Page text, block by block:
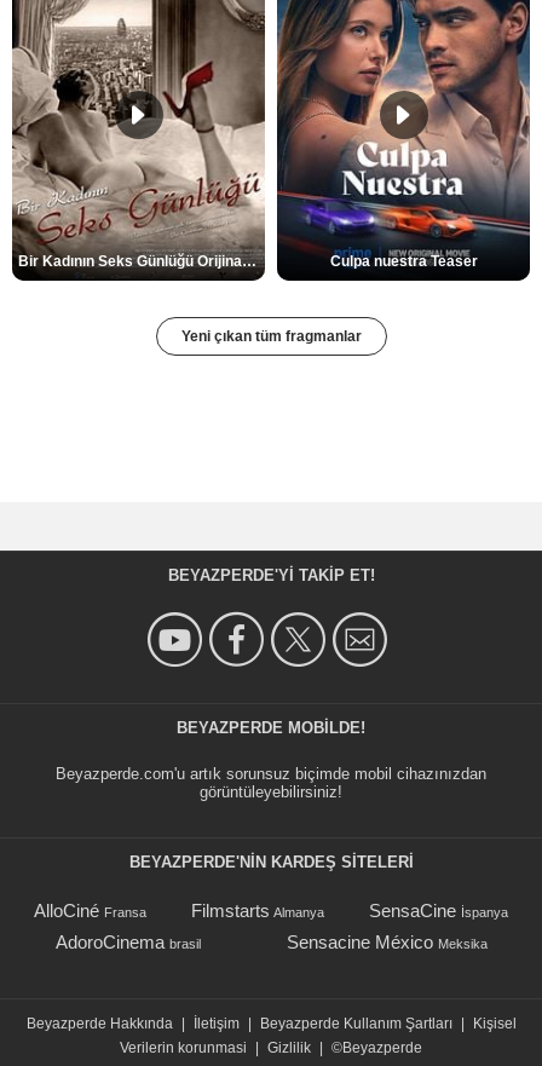
Bir Kadının Seks Günlüğü Orijinal Fragman Culpa nuestra Teaser
Yeni çıkan tüm fragmanlar
BEYAZPERDE'YI TAKIP ET!
BEYAZPERDE MOBILDE!
Beyazperde.com'u artık sorunsuz biçimde mobil cihazınızdan
görüntüleyebilirsiniz!
BEYAZPERDE'NIN KARDEŞ SİTELERİ
AlloCiné Fransa Filmstarts Almanya SensaCine İspanya
AdoroCinema brasil Sensacine México Meksika
Beyazperde Hakkında | İletişim | Beyazperde Kullanım Şartları |
Kişisel
Verilerin korunmasi
| Gizlilik | ©Beyazperde